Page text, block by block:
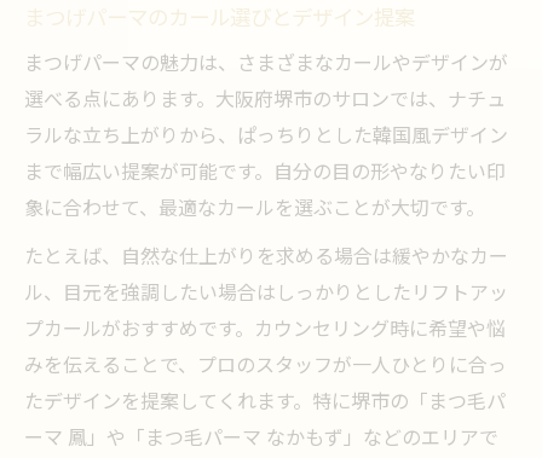
まつげパーマのカール選びとデザイン提案
まつげパーマの魅力は、さまざまなカールやデザインが
選べる点にあります。大阪府堺市のサロンでは、ナチュ
ラルな立ち上がりから、ぱっちりとした韓国風デザイン
まで幅広い提案が可能です。自分の目の形やなりたい印
象に合わせて、最適なカールを選ぶことが大切です。
たとえば、自然な仕上がりを求める場合は緩やかなカー
ル、目元を強調したい場合はしっかりとしたリフトアッ
プカールがおすすめです。カウンセリング時に希望や悩
みを伝えることで、プロのスタッフが一人ひとりに合っ
たデザインを提案してくれます。特に堺市の「まつ毛パ
ーマ 鳳」や「まつ毛パーマ なかもず」などのエリアで